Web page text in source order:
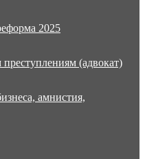
2025
(адвокат)
амнистия,